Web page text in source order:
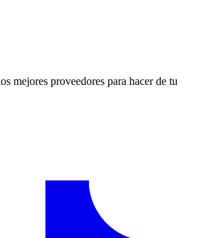
mejores proveedores para hacer de tu